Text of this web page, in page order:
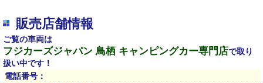
販売店舗情報
ご覧の車両は
フジカーズジャパン 鳥栖 キャンピングカー専門店で取り
扱い中です！
電話番号：